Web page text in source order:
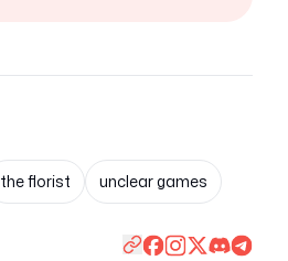
the florist unclear games